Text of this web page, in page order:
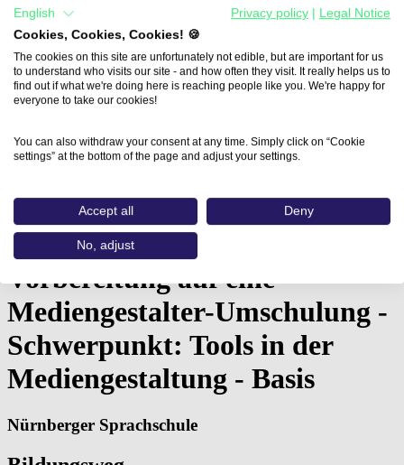
Home
Aus- und Weiterbildungen
Vorbereitung auf eine Mediengestalter-Umschulung…
Vorbereitung auf eine
Mediengestalter-Umschulung -
Schwerpunkt: Tools in der
Mediengestaltung - Basis
Nürnberger Sprachschule
English Privacy policy
Legal Notice
Cookies, Cookies, Cookies! 🍪
The cookies on this site are unfortunately not edible, but are important for us
to understand who visits our site - and how often they visit. It really helps us to
find out if what we're doing here is reaching people like you. We're happy for
everyone to take our cookies!
You can also withdraw your consent at any time. Simply click on “Cookie
settings” at the bottom of the page and adjust your settings.
Accept all Deny
No, adjust